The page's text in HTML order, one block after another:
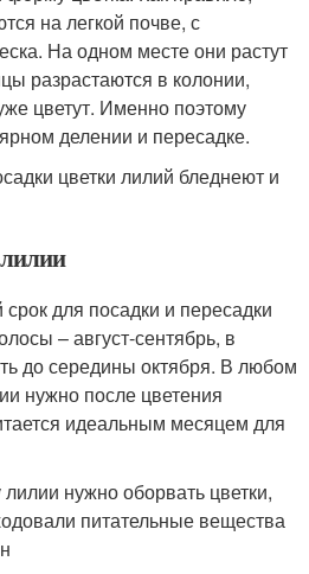
на легкой почве, с
На одном месте они растут
разрастаются в колонии,
цветут. Именно поэтому
делении и пересадке.
цветки лилий бледнеют и
для посадки и пересадки
– август-сентябрь, в
до середины октября. В любом
нужно после цветения
идеальным месяцем для
нужно оборвать цветки,
питательные вещества